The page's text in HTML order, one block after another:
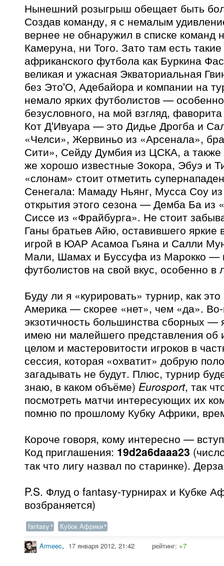
Нынешний розыгрыш обещает быть
Создав команду, я с немалым
вернее не обнаружил в списке команд
Камеруна, ни Того. Зато там есть
африканского футбола как Буркина
великая и ужасная Экваториальная
без Это'О, Адебайора и компании на
немало ярких футболистов — особенно
безусловного, на мой взгляд,
Кот Д'Ивуара — это Дидье Дрогба и
«Челси», Жервиньо из «Арсенала»,
Сити», Сейду Думбия из ЦСКА, а также
же хорошо известные Зокора, Эбуэ и
«слонам» стоит отметить
Сенегала: Мамаду Ньянг, Мусса Соу
открытия этого сезона — Демба Ба из
Сиссе из «Фрайбурга». Не стоит
Ганы братьев Айю, оставившего яркие
игрой в ЮАР Асамоа Гьяна и Салли
Мали, Шамах и Буссуфа из Марокко —
футболистов на свой вкус, особенно в
Буду ли я «курировать» турнир, как
Америка — скорее «нет», чем «да».
экзотичность большинства сборных —
имею ни малейшего представления об
целом и мастеровитости игроков в
сессия, которая «охватит» добрую
загадывать не будут. Плюс, турнир
знаю, в каком объёме) Eurosport, так
посмотреть матчи интересующих их
помню по прошлому Кубку Африки,
Короче говоря, кому интересно —
Код приглашения: 19d2a6daaa23
так что лигу назвал по старинке).
P.S. Флуд о fantasy-турнирах и Кубке
возбраняется)
fantasy Кубок Африки
Armeec, 17 января 2012, 21:42 рейтинг: +7